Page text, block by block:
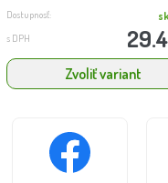
Dostupnosť:
s DPH
Zvoliť variant